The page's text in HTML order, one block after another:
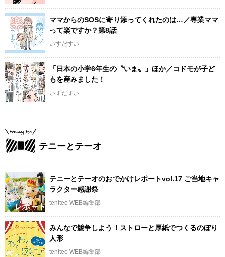
ママからのSOSに寄り添ってくれたのは…／専業ママ
って楽ですか？第8話
いすだすい
「日本の小学6年生の〝いま〟」ほか／コドモが子ど
もを産みました！
いすだすい
テニーとテーオ
テニーとテーオのおでかけレポートvol.17 ご当地キャ
ラクター感謝祭
teniteo WEB編集部
みんなで競争しよう！ストローと厚紙でつくるのぼり
人形
teniteo WEB編集部